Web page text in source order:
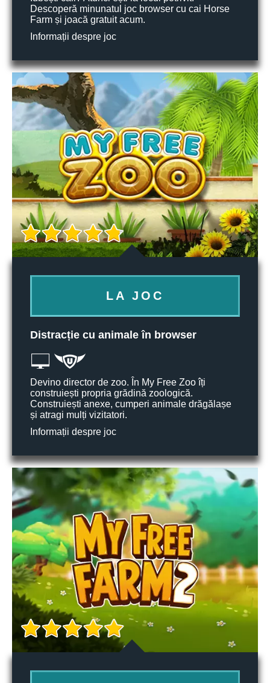
Descoperă minunatul joc browser cu cai Horse
Farm și joacă gratuit acum.
Informații despre joc
LA JOC
Distracție cu animale în browser
Devino director de zoo. În My Free Zoo îți
construiești propria grădină zoologică.
Construiești anexe, cumperi animale drăgălașe
și atragi mulți vizitatori.
Informații despre joc